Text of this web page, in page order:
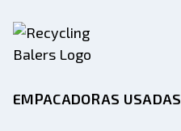
EMPACADORAS USADAS